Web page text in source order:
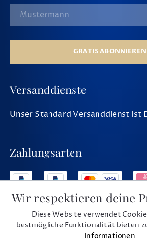
GRATIS ABONNIEREN
Versanddienste
Unser Standard Versanddienst ist
Zahlungsarten
Social Media
Wir respektieren deine
Diese Website verwendet
bestmögliche Funktionalität bieten
Informationen